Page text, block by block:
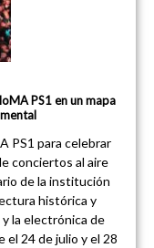
PS1 en un mapa
PS1 para celebrar
conciertos al aire
de la institución
histórica y
la electrónica de
el 24 de julio y el 28